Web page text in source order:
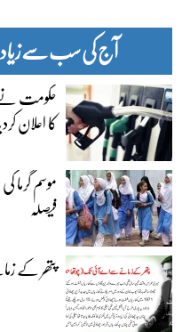
آج کی سب سے
حکومت نے
کا اعلان
موسم
فیصلہ
پتھر کے